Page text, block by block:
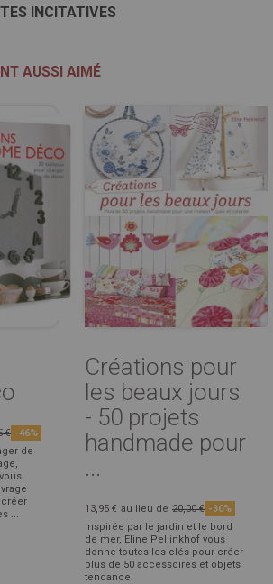
INCITATIVES
AUSSI AIMÉ
€ -46%
de
...
Créations pour
les beaux jours
- 50 projets
handmade pour
...
13,95 € au lieu de 20,00 € -30%
Inspirée par le jardin et le bord
de mer, Eline Pellinkhof vous
donne toutes les clés pour créer
plus de 50 accessoires et objets
tendance.